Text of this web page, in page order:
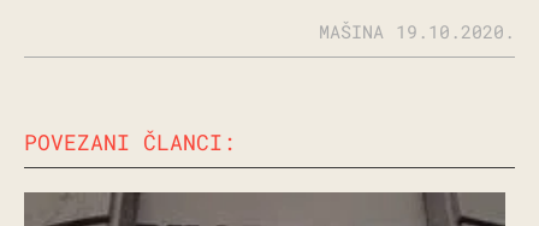
MAŠINA 19.10.2020.
POVEZANI ČLANCI: